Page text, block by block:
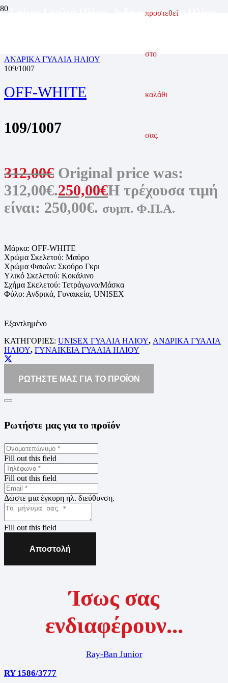
προστεθεί
στο
καλάθι
σας.
Ανδρικά Γυαλιά Ηλίου
ΑΝΔΡΙΚΑ ΓΥΑΛΙΑ ΗΛΙΟΥ
109/1007
OFF-WHITE
109/1007
312,00€ Original price was:
312,00€.250,00€Η τρέχουσα τιμή
είναι: 250,00€. συμπ. Φ.Π.Α.
Μάρκα: OFF-WHITE
Χρώμα Σκελετού: Μαύρο
Χρώμα Φακών: Σκούρο Γκρι
Υλικό Σκελετού: Κοκάλινο
Σχήμα Σκελετού: Τετράγωνο/Μάσκα
Φύλο: Ανδρικά, Γυναικεία, UNISEX
Εξαντλημένο
ΚΑΤΗΓΟΡΙΕΣ: UNISEX ΓΥΑΛΙΑ ΗΛΙΟΥ, ΑΝΔΡΙΚΑ ΓΥΑΛΙΑ
ΗΛΙΟΥ, ΓΥΝΑΙΚΕΙΑ ΓΥΑΛΙΑ ΗΛΙΟΥ
ΡΩΤΗΣΤΕ ΜΑΣ ΓΙΑ ΤΟ ΠΡΟΪΟΝ
Ρωτήστε μας για το προϊόν
Fill out this field
Fill out this field
Δώστε μια έγκυρη ηλ. διεύθυνση.
Fill out this field
Αποστολή
Ίσως σας
ενδιαφέρουν...
Ray-Ban Junior
RY 1586/3777